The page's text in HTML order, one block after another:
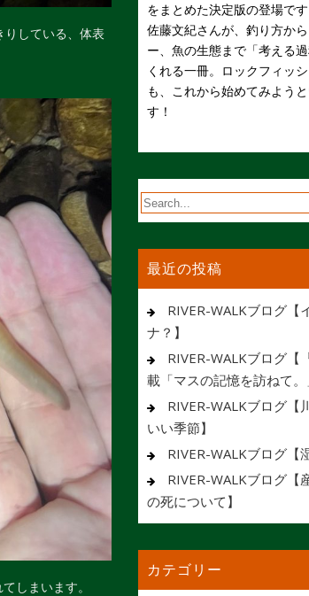
している、体表
しまいます。
をまとめた決定版の登場で
佐藤文紀さんが、釣り方か
ー、魚の生態まで「考える
くれる一冊。ロックフィッ
も、これから始めてみよう
す！
最近の投稿
RIVER-WALKブログ【
ナ？】
RIVER-WALKブログ【
載「マスの記憶を訪ねて。
RIVER-WALKブログ【
いい季節】
RIVER-WALKブログ【
RIVER-WALKブログ【
の死について】
カテゴリー